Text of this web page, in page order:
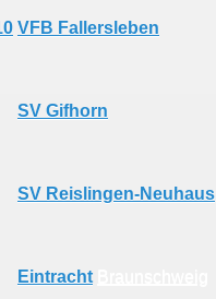
VFB Fallersleben
SV Gifhorn
SV Reislingen-Neuhaus
Eintracht